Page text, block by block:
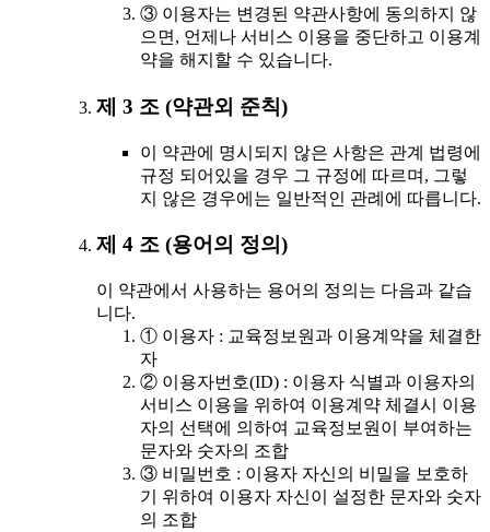
③ 이용자는 변경된 약관사항에 동의하지 않
으면, 언제나 서비스 이용을 중단하고 이용계
약을 해지할 수 있습니다.
제 3 조 (약관외 준칙)
이 약관에 명시되지 않은 사항은 관계 법령에
규정 되어있을 경우 그 규정에 따르며, 그렇
지 않은 경우에는 일반적인 관례에 따릅니다.
제 4 조 (용어의 정의)
이 약관에서 사용하는 용어의 정의는 다음과 같습
니다.
① 이용자 : 교육정보원과 이용계약을 체결한
자
② 이용자번호(ID) : 이용자 식별과 이용자의
서비스 이용을 위하여 이용계약 체결시 이용
자의 선택에 의하여 교육정보원이 부여하는
문자와 숫자의 조합
③ 비밀번호 : 이용자 자신의 비밀을 보호하
기 위하여 이용자 자신이 설정한 문자와 숫자
의 조합